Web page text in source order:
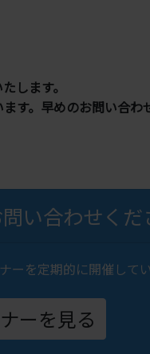
します。
。早めのお問い合わ
い合わせくだ
を定期的に開催して
ーを見る